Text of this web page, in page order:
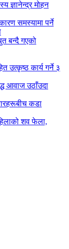
ज्ञानेन्द्र मोहन
समस्यामा पर्ने
बन्दै गएको
उत्कृष्ठ कार्य गर्ने ३
आवाज उठाँउदा
कडा
शव फेला,